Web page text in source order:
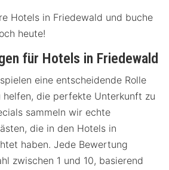
Hotels in Friedewald und buche
heute!
für Hotels in Friedewald
eine entscheidende Rolle
helfen, die perfekte Unterkunft zu
sammeln wir echte
die in den Hotels in
haben. Jede Bewertung
zwischen 1 und 10, basierend